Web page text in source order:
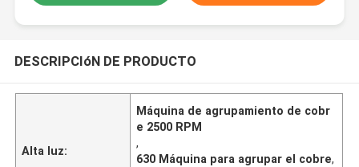
DESCRIPCIóN DE PRODUCTO
Alta luz:
Máquina de agrupamiento de cobr
e 2500 RPM
,
630 Máquina para agrupar el cobre,